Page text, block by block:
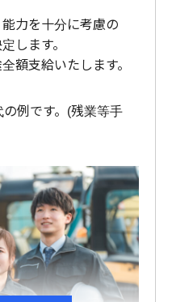
力を十分に考慮の
します。
額支給いたします。
例です。(残業等手